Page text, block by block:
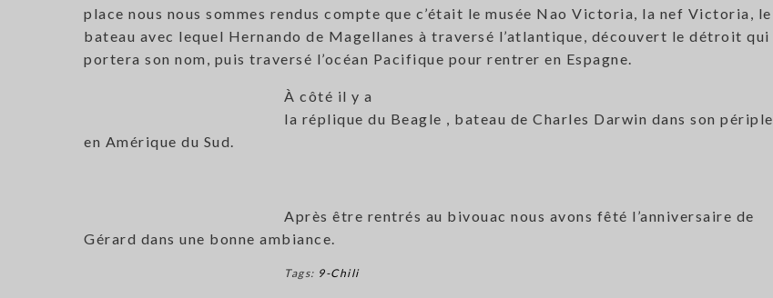
place nous nous sommes rendus compte que c’était le musée Nao Victoria, la nef Victoria, le
bateau avec lequel Hernando de Magellanes à traversé l’atlantique, découvert le détroit qui
portera son nom, puis traversé l’océan Pacifique pour rentrer en Espagne.
À côté il y a
la réplique du Beagle , bateau de Charles Darwin dans son périple
en Amérique du Sud.
Après être rentrés au bivouac nous avons fêté l’anniversaire de
Gérard dans une bonne ambiance.
Tags: 9-Chili